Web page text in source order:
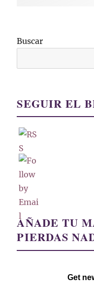
Buscar
SEGUIR EL
AÑADE TU
PIERDAS
Get